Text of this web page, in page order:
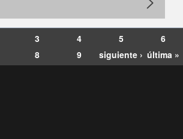
3 4 5
6
8 9 siguiente › última »